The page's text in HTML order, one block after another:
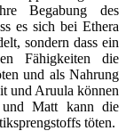
Begabung des
es sich bei Ethera
sondern dass ein
Fähigkeiten die
und als Nahrung
und Aruula können
und Matt kann die
töten.